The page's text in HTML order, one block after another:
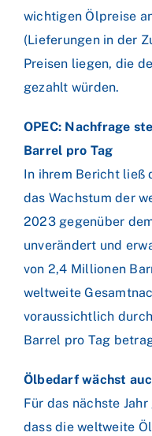
wichtigen Ölpreise
(Lieferungen in der
Preisen liegen, die
gezahlt würden.
OPEC: Nachfrage
Barrel pro Tag
In ihrem Bericht ließ
das Wachstum der
2023 gegenüber
unverändert und
von 2,4 Millionen
weltweite
voraussichtlich
Barrel pro Tag
Ölbedarf wächst
Für das nächste
dass die weltweite